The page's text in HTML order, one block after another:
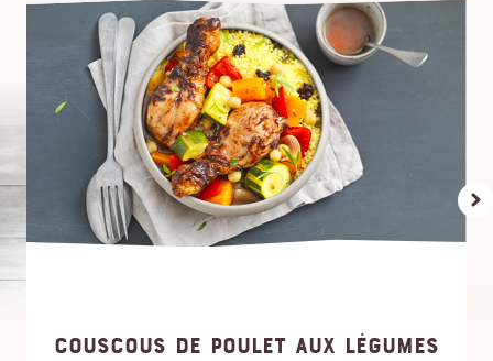
COUSCOUS DE POULET AUX LÉGUMES